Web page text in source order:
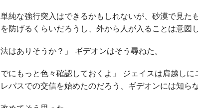
純な強行突入はできるかもしれないが、砂漠で見た
防げるくらいだろうし、外から人が入ることは意図
はありそうか？」 ギデオンはそう尋ねた。
でにもっと色々確認しておくよ」 ジェイスは肩越し
パスでの交信を始めたのだろう、ギデオンには知らな